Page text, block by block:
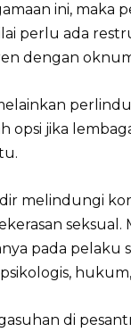
ini, maka
perlu ada
dengan
jika
melindungi
pada pelaku
hukum,
di